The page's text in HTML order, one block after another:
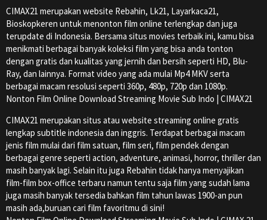
CIMAX21 merupakan website Rebahin, Lk21, Layarkaca21,
Bioskopkeren untuk menonton film online terlengkap dan juga
terupdate di Indonesia. Bersama situs movies terbaik ini, kamu bisa
menikmati berbagai banyak koleksi film yang bisa anda tonton
dengan gratis dan kualitas yang jernih dan bersih seperti HD, Blu-
Ray, dan lainnya. Format video yang ada mulai Mp4 MKV serta
berbagai macam resolusi seperti 360p, 480p, 720p dan 1080p.
Nonton Film Online Download Streaming Movie Sub Indo | CIMAX21
CIMAX21 merupakan situs atau website streaming online gratis
lengkap subtitle indonesia dan inggris. Terdapat berbagai macam
jenis film mulai dari film satuan, film seri, film pendek dengan
berbagai genre seperti action, adventure, animasi, horror, thriller dan
masih banyak lagi. Selain itu juga Rebahin tidak hanya menyajikan
film-film box-office terbaru namun tentu saja film yang sudah lama
juga masih banyak tersedia bahkan film tahun lawas 1900-an pun
masih ada,buruan cari film favoritmu di sini!